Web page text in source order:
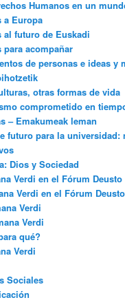
Humanos en un
a Europa
al futuro de Euskadi
para acompañar
de personas e ideas y
otras formas de vida
comprometido en
– Emakumeak leman
futuro para la universidad:
Dios y Sociedad
Verdi en el Fórum Deusto
Verdi en el Fórum Deusto
Verdi
Verdi
qué?
Verdi
Sociales